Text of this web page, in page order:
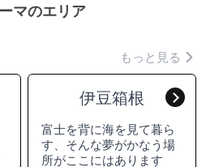
マのエリア
もっと見る
伊豆箱根
富士を背に海を見て暮ら
す、そんな夢がかなう場
所がここにはあります